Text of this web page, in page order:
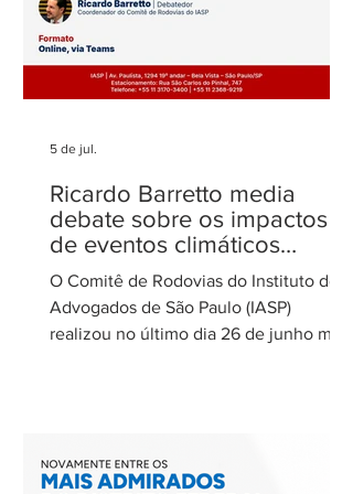
Ricardo Barretto media
debate sobre os impactos
de eventos climáticos
extremos nas concessões
de rodovias
O Comitê de Rodovias do Instituto dos
Advogados de São Paulo (IASP)
realizou no último dia 26 de junho mais
tratamento dos eventos climáticos
5 de jul.